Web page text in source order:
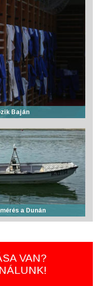
Baján
a Dunán
VAN?